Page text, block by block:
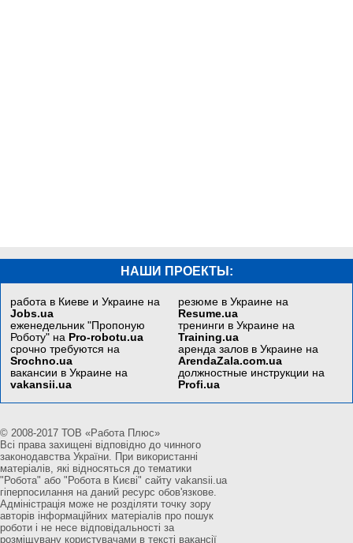
НАШИ ПРОЕКТЫ:
работа в Киеве и Украине на
Jobs.ua
еженедельник "Пропоную
Роботу" на Pro-robotu.ua
срочно требуются на
Srochno.ua
вакансии в Украине на
vakansii.ua
резюме в Украине на
Resume.ua
тренинги в Украине на
Training.ua
аренда залов в Украине на
ArendaZala.com.ua
должностные инструкции на
Profi.ua
© 2008-2017 ТОВ «Работа Плюс»
Всі права захищені відповідно до чинного
законодавства України. При використанні
матеріалів, які відносяться до тематики
"Робота" або "Робота в Києві" сайту vakansii.ua
гіперпосилання на даний ресурс обов'язкове.
Адміністрація може не розділяти точку зору
авторів інформаційних матеріалів про пошук
роботи і не несе відповідальності за
розміщувану користувачами в тексті вакансії